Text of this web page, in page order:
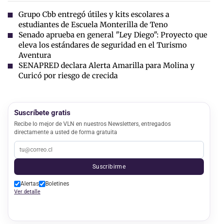
Grupo Cbb entregó útiles y kits escolares a
estudiantes de Escuela Monterilla de Teno
Senado aprueba en general "Ley Diego": Proyecto que
eleva los estándares de seguridad en el Turismo
Aventura
SENAPRED declara Alerta Amarilla para Molina y
Curicó por riesgo de crecida
Suscríbete gratis
Recibe lo mejor de VLN en nuestros Newsletters, entregados
directamente a usted de forma gratuita
Suscribirme
Alertas Boletines
Ver detalle